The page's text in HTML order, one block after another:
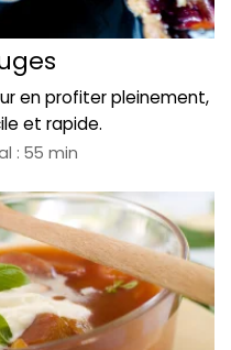
en profiter pleinement,
et rapide.
: 55 min